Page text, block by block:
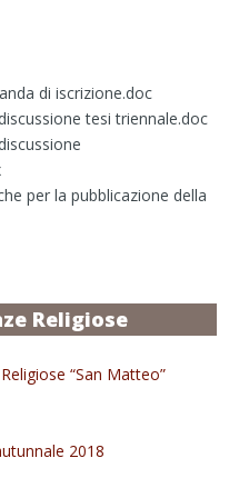
di iscrizione.doc
tesi triennale.doc
per la pubblicazione della
Religiose
“San Matteo”
2018